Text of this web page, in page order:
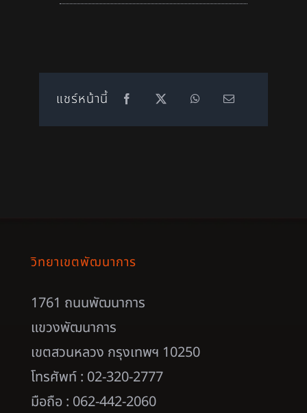
แชร์หน้านี้
วิทยาเขตพัฒนาการ
1761 ถนนพัฒนาการ
แขวงพัฒนาการ
เขตสวนหลวง กรุงเทพฯ 10250
โทรศัพท์ : 02-320-2777
มือถือ : 062-442-2060